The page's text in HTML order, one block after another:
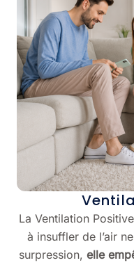
La Ventilation
à insuffler de l’air
surpression, elle